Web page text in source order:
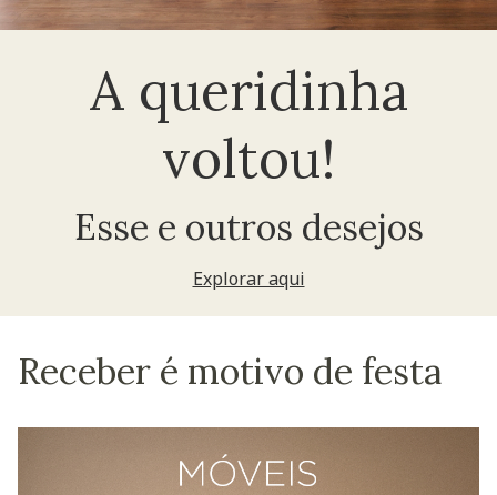
A queridinha
voltou!
Esse e outros desejos
Explorar aqui
Receber é motivo de festa